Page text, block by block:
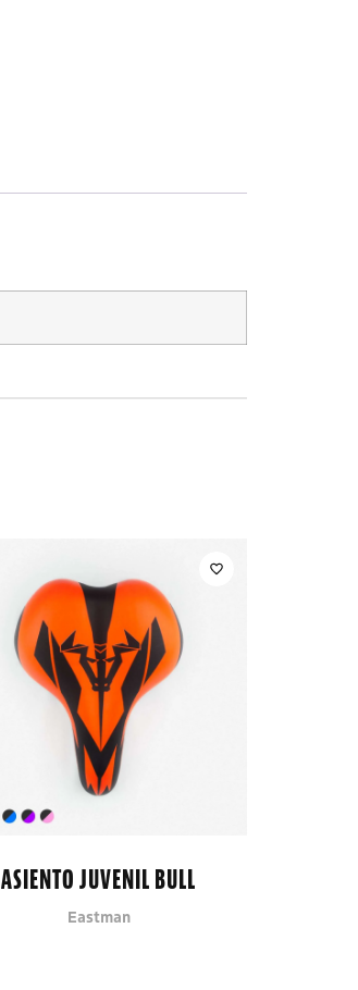
ASIENTO JUVENIL BULL
Eastman